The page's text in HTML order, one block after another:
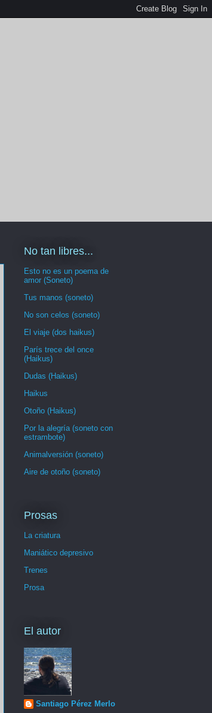
No tan libres...
Esto no es un poema de
amor (Soneto)
Tus manos (soneto)
No son celos (soneto)
El viaje (dos haikus)
París trece del once
(Haikus)
Dudas (Haikus)
Haikus
Otoño (Haikus)
Por la alegría (soneto con
estrambote)
Animalversión (soneto)
Aire de otoño (soneto)
Prosas
La criatura
Maniático depresivo
Trenes
Prosa
El autor
Santiago Pérez Merlo